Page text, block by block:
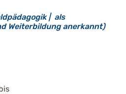
| als
Weiterbildung anerkannt)